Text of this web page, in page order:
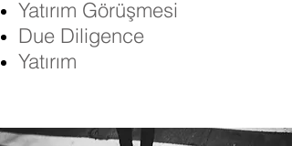
Yatırım Görüşmesi
Due Diligence
Yatırım